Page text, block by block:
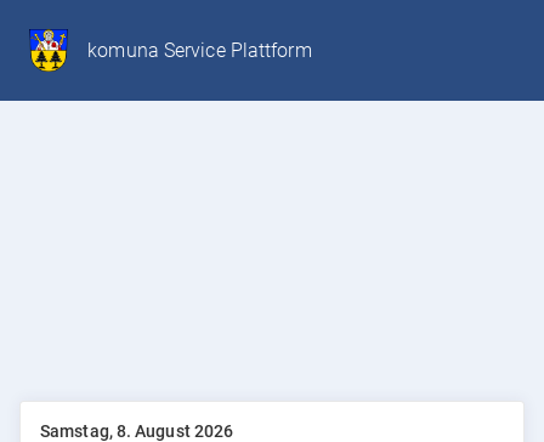
komuna Service Plattform
Samstag, 8. August 2026